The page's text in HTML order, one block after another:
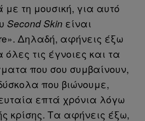
τη μουσική, για αυτό
Second Skin είναι
Δηλαδή, αφήνεις έξω
τις έγνοιες και τα
που σου συμβαίνουν,
που βιώνουμε,
επτά χρόνια λόγω
κρίσης. Τα αφήνεις έξω,